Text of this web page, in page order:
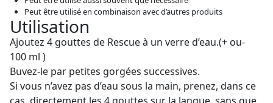
Peut être utilisé en combinaison avec d’autres produits
Utilisation
Ajoutez 4 gouttes de Rescue à un verre d’eau.(+ ou-
100 ml )
Buvez-le par petites gorgées successives.
Si vous n’avez pas d’eau sous la main, prenez, dans ce